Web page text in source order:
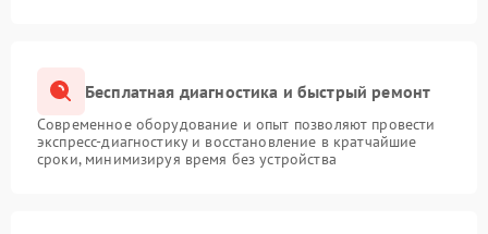
Бесплатная диагностика и быстрый ремонт
Современное оборудование и опыт позволяют провести
экспресс-диагностику и восстановление в кратчайшие
сроки, минимизируя время без устройства